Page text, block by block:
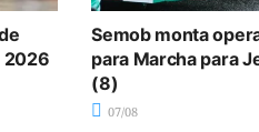
2026
Semob monta
para Marcha para
(8)
07/08